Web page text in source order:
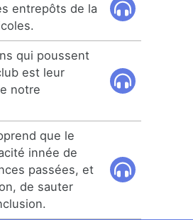
entrepôts de la
qui poussent
est leur
notre
que le
innée de
passées, et
de sauter